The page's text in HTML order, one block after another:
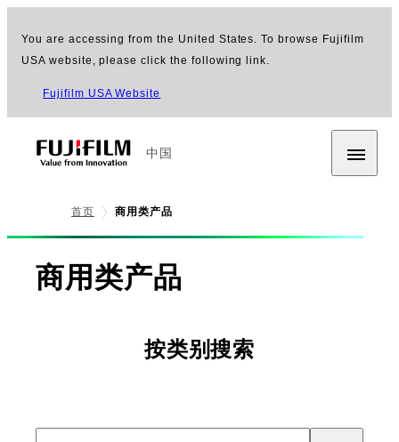
You are accessing from the United States. To browse Fujifilm
USA website, please click the following link.
Fujifilm USA Website
中国
首页 商用类产品
商用类产品
按类别搜索